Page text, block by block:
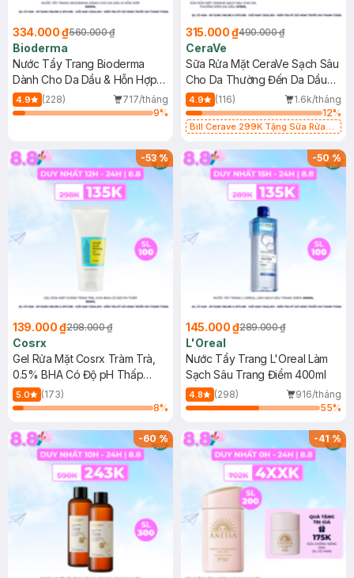
334.000 ₫560.000 ₫
Bioderma
Nước Tẩy Trang Bioderma
Dành Cho Da Dầu & Hỗn Hợp
500ml
4.9 (228)
717/tháng
9%
315.000 ₫490.000 ₫
CeraVe
Sữa Rửa Mặt CeraVe Sạch Sâu
Cho Da Thường Đến Da Dầu
473ml
4.9 (116)
1.6k/tháng
12%
Bill Cerave 299K Tặng Sữa Rửa
-53%
139.000 ₫298.000 ₫
Cosrx
Gel Rửa Mặt Cosrx Tràm Trà,
0.5% BHA Có Độ pH Thấp
150ml
5.0
(173)
8%
-50%
145.000 ₫289.000 ₫
L'Oreal
Nước Tẩy Trang L'Oreal Làm
Sạch Sâu Trang Điểm 400ml
4.8 (298)
916/tháng
55%
-60% -41%